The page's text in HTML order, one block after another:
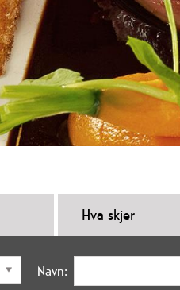
Hva skjer
Navn: